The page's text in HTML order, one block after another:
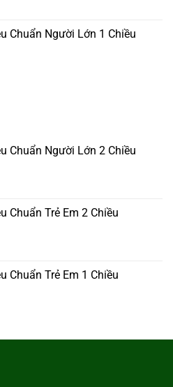
Chuẩn Người Lớn 1 Chiều
Chuẩn Người Lớn 2 Chiều
Chuẩn Trẻ Em 2 Chiều
Chuẩn Trẻ Em 1 Chiều